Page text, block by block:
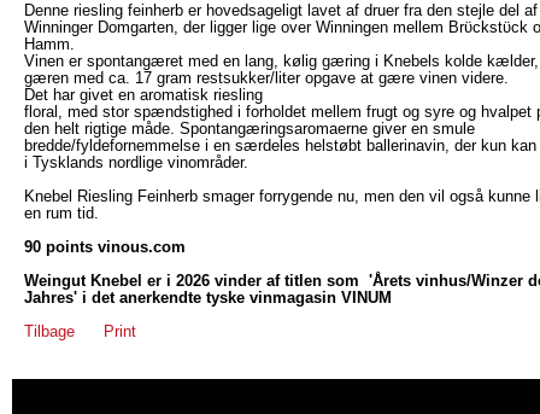
Denne riesling feinherb er hovedsageligt lavet af druer fra den stejle del af
Winninger Domgarten, der ligger lige over Winningen mellem Brϋckstϋck
Hamm.
Vinen er spontangæret med en lang, kølig gæring i Knebels kolde
gæren med ca. 17 gram restsukker/liter opgave at gære vinen videre.
Det har givet en aromatisk riesling
floral, med stor spændstighed i forholdet mellem frugt og syre og hvalpet
den helt rigtige måde. Spontangæringsaromaerne giver en smule
bredde/fyldefornemmelse i en særdeles helstøbt ballerinavin, der kun
i Tysklands nordlige vinområder.
Knebel Riesling Feinherb smager forrygende nu, men den vil også kunne
en rum tid.
90 points vinous.com
Weingut Knebel er i 2026 vinder af titlen som 'Årets vinhus/Winzer
Jahres' i det anerkendte tyske vinmagasin VINUM
Tilbage
Print